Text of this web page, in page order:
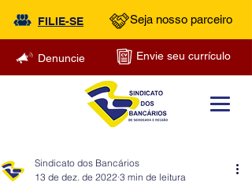
FILIE-SE Seja nosso parceiro
Denuncie Envie seu currículo
Sindicato dos Bancários
13 de dez. de 2022 3 min de leitura